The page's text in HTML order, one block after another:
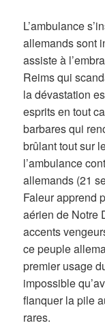
L’ambulance
allemands sont
assiste à
Reims qui
la dévastation
esprits en tout
barbares qui
brûlant tout sur
l’ambulance
allemands (21
Faleur apprend
aérien de Notre
accents
ce peuple
premier usage
impossible
flanquer la pile
rares.